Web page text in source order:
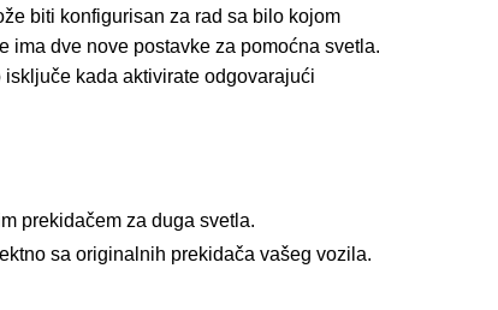
biti konfigurisan za rad sa bilo kojom
ima dve nove postavke za pomoćna svetla.
kada aktivirate odgovarajući
prekidačem za duga svetla.
sa originalnih prekidača vašeg vozila.